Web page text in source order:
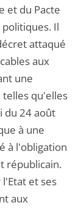
et du Pacte
Il
attaqué
aux
une
qu'elles
du 24 août
à une
à l'obligation
républicain.
et ses
aux